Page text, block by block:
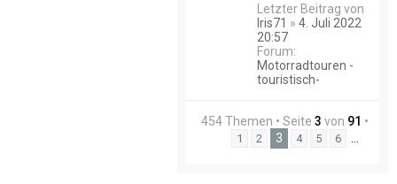
Letzter Beitrag von
Iris71 » 4. Juli 2022
20:57
Forum:
Motorradtouren -
touristisch-
454 Themen • Seite 3 von 91 •
1 2 3 4 5 6